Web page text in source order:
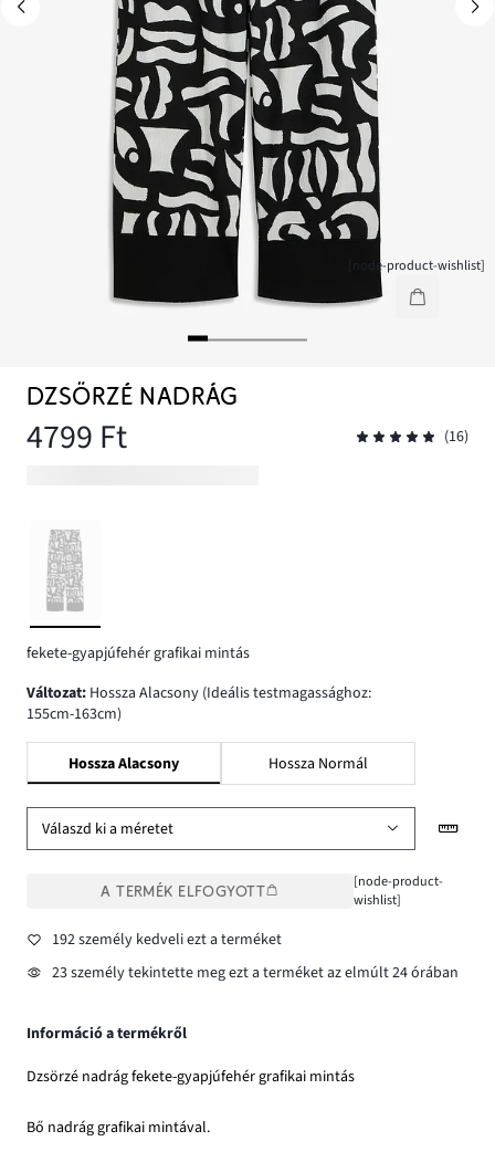
[node-product-wishlist]
DZSÖRZÉ NADRÁG
4799 Ft (16)
fekete-gyapjúfehér grafikai mintás
változat: Hossza Alacsony (Ideális testmagassághoz:
155cm-163cm)
Hossza Alacsony Hossza Normál
Válaszd ki a méretet
A TERMÉK ELFOGYOTT
[node-product-
wishlist]
192 személy kedveli ezt a terméket
23 személy tekintette meg ezt a terméket az elmúlt 24 órában
Információ a termékről
Dzsörzé nadrág fekete-gyapjúfehér grafikai mintás
Bő nadrág grafikai mintával.